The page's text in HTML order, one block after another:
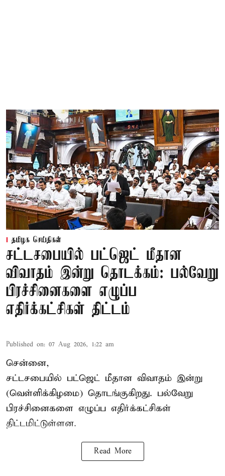
தமிழக செய்திகள்
சட்டசபையில் பட்ஜெட் மீதான
விவாதம் இன்று தொடக்கம்: பல்வேறு
பிரச்சினைகளை எழுப்ப
எதிர்க்கட்சிகள் திட்டம்
Published on: 07 Aug 2026, 1:22 am
சென்னை,
சட்டசபையில் பட்ஜெட் மீதான விவாதம் இன்று
(வெள்ளிக்கிழமை) தொடங்குகிறது. பல்வேறு
பிரச்சினைகளை எழுப்ப எதிர்க்கட்சிகள்
திட்டமிட்டுள்ளன.
Read More